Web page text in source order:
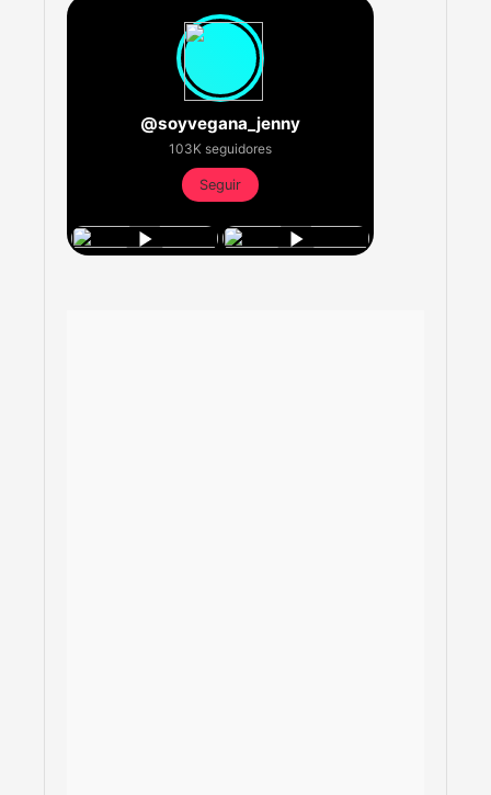
@soyvegana_jenny
103K seguidores
Seguir